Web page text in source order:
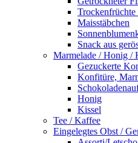
Trockenfrüchte
Maisstäbchen
Snack aus
Marmelade / Honig /
Gezuckerte
Konfitüre,
Honig
Kissel
Tee / Kaffee
Eingelegtes Obst /